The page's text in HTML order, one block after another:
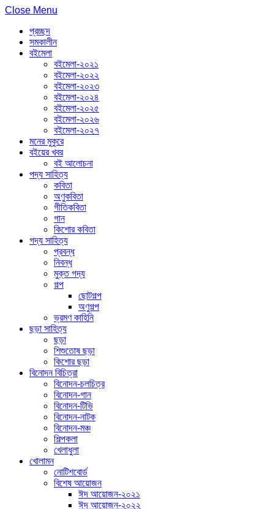
Close Menu
প্রচ্ছদ
সমকালীন
বইমেলা
বইমেলা-২০২১
বইমেলা-২০২২
বইমেলা-২০২৩
বইমেলা-২০২৪
বইমেলা-২০২৫
বইমেলা-২০২৬
বইমেলা-২০২৭
মনের মুকুরে
বইয়ের খবর
বই আলোচনা
পদ্য সাহিত্য
কবিতা
অণুকবিতা
গীতিকবিতা
গান
কিশোর কবিতা
গদ্য সাহিত্য
প্রবন্ধ
নিবন্ধ
মুক্ত গদ্য
গল্প
ছোটগল্প
অণুগল্প
ভ্রমণ কাহিনি
ছড়া সাহিত্য
ছড়া
শিশুতোষ ছড়া
কিশোর ছড়া
বিনোদন বিচিত্রা
বিনোদন-চলচিত্র
বিনোদন-গান
বিনোদন-টিভি
বিনোদন-নাটক
বিনোদন-মঞ্চ
শিল্পকলা
খেলাধুলা
খোলামন
নোটিশবোর্ড
বিশেষ আয়োজন
ঈদ আয়োজন-২০২১
ঈদ আয়োজন-২০২২